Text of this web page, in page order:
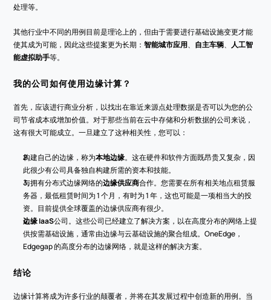
处理等。
其他行业中不同的用例目前是理论上的，但由于需要进行基础设施变更才能
使其成为可能，因此这些提案更为长期：智能城市应用、 自主车辆、 人工智
能虚拟助手等。
我的公司如何使用边缘计算？
首先，应该进行商业分析，以找出在靠近来源点处理数据是否可以为您的公
司节省成本或增加价值。对于那些当前在云中存储和分析数据的公司来说，
这有很大可能成立。一旦建立了这种相关性，您可以：
构建自己的边缘，称为本地边缘。这在硬件和软件方面既昂贵又复杂，因
此很少有公司具备独自构建所需的资本和技能。
与拥有分布式边缘网络的边缘供应商合作。您需要在所有相关地点租赁服
务器，最低租赁时间为 1 个月，有时为 1 年，这也可能是一项相当大的投
资。目前提供全球覆盖的边缘供应商有很少。
边缘 IaaS公司。这些公司已经建立了解决方案，以在高度分布的网络上提
供按需基础设施，通常由边缘与云基础设施的聚合组成。OneEdge，
Edgegap 的高度分布的边缘网络，就是这样的解决方案。
结论
边缘计算将成为许多行业的颠覆者，并将在其发展过程中创造新的用例。当